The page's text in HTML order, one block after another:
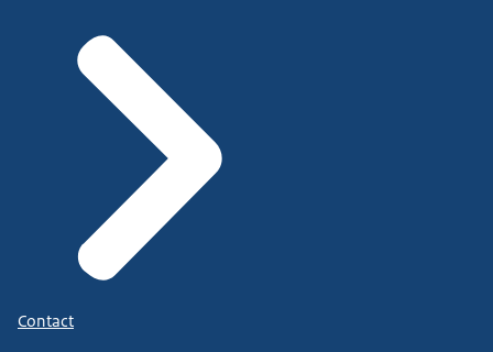
Contact